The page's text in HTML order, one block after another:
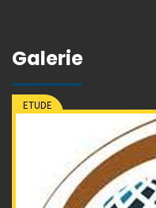
Galerie